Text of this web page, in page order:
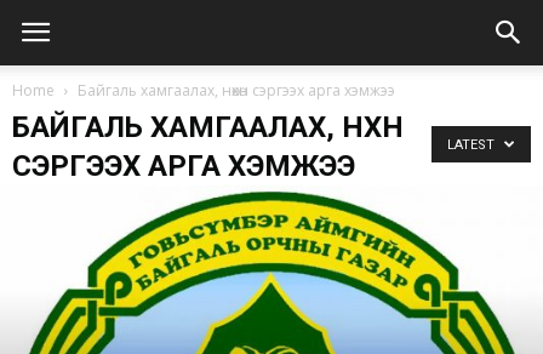
Home Байгаль хамгаалах, нөхөн сэргээх арга хэмжээ
БАЙГАЛЬ ХАМГААЛАХ, НӨХӨН
СЭРГЭЭХ АРГА ХЭМЖЭЭ
LATEST